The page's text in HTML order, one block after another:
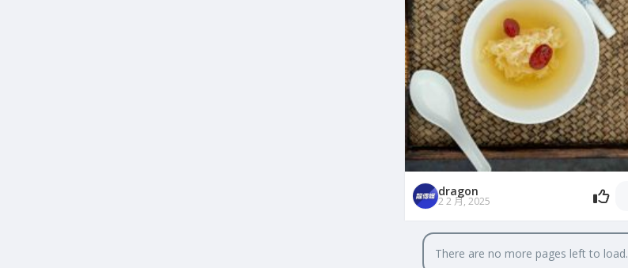
dragon
2 2 月, 2025
There are no more pages left to load.